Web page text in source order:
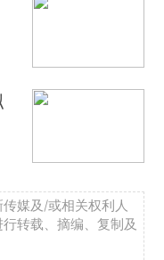
媒及/或相关权利人
转载、摘编、复制及